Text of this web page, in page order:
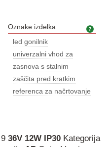
Oznake izdelka
led gonilnik
univerzalni vhod za
zasnova s stalnim
zaščita pred kratkim
referenca za načrtovanje
9 36V 12W IP30 Kategorija